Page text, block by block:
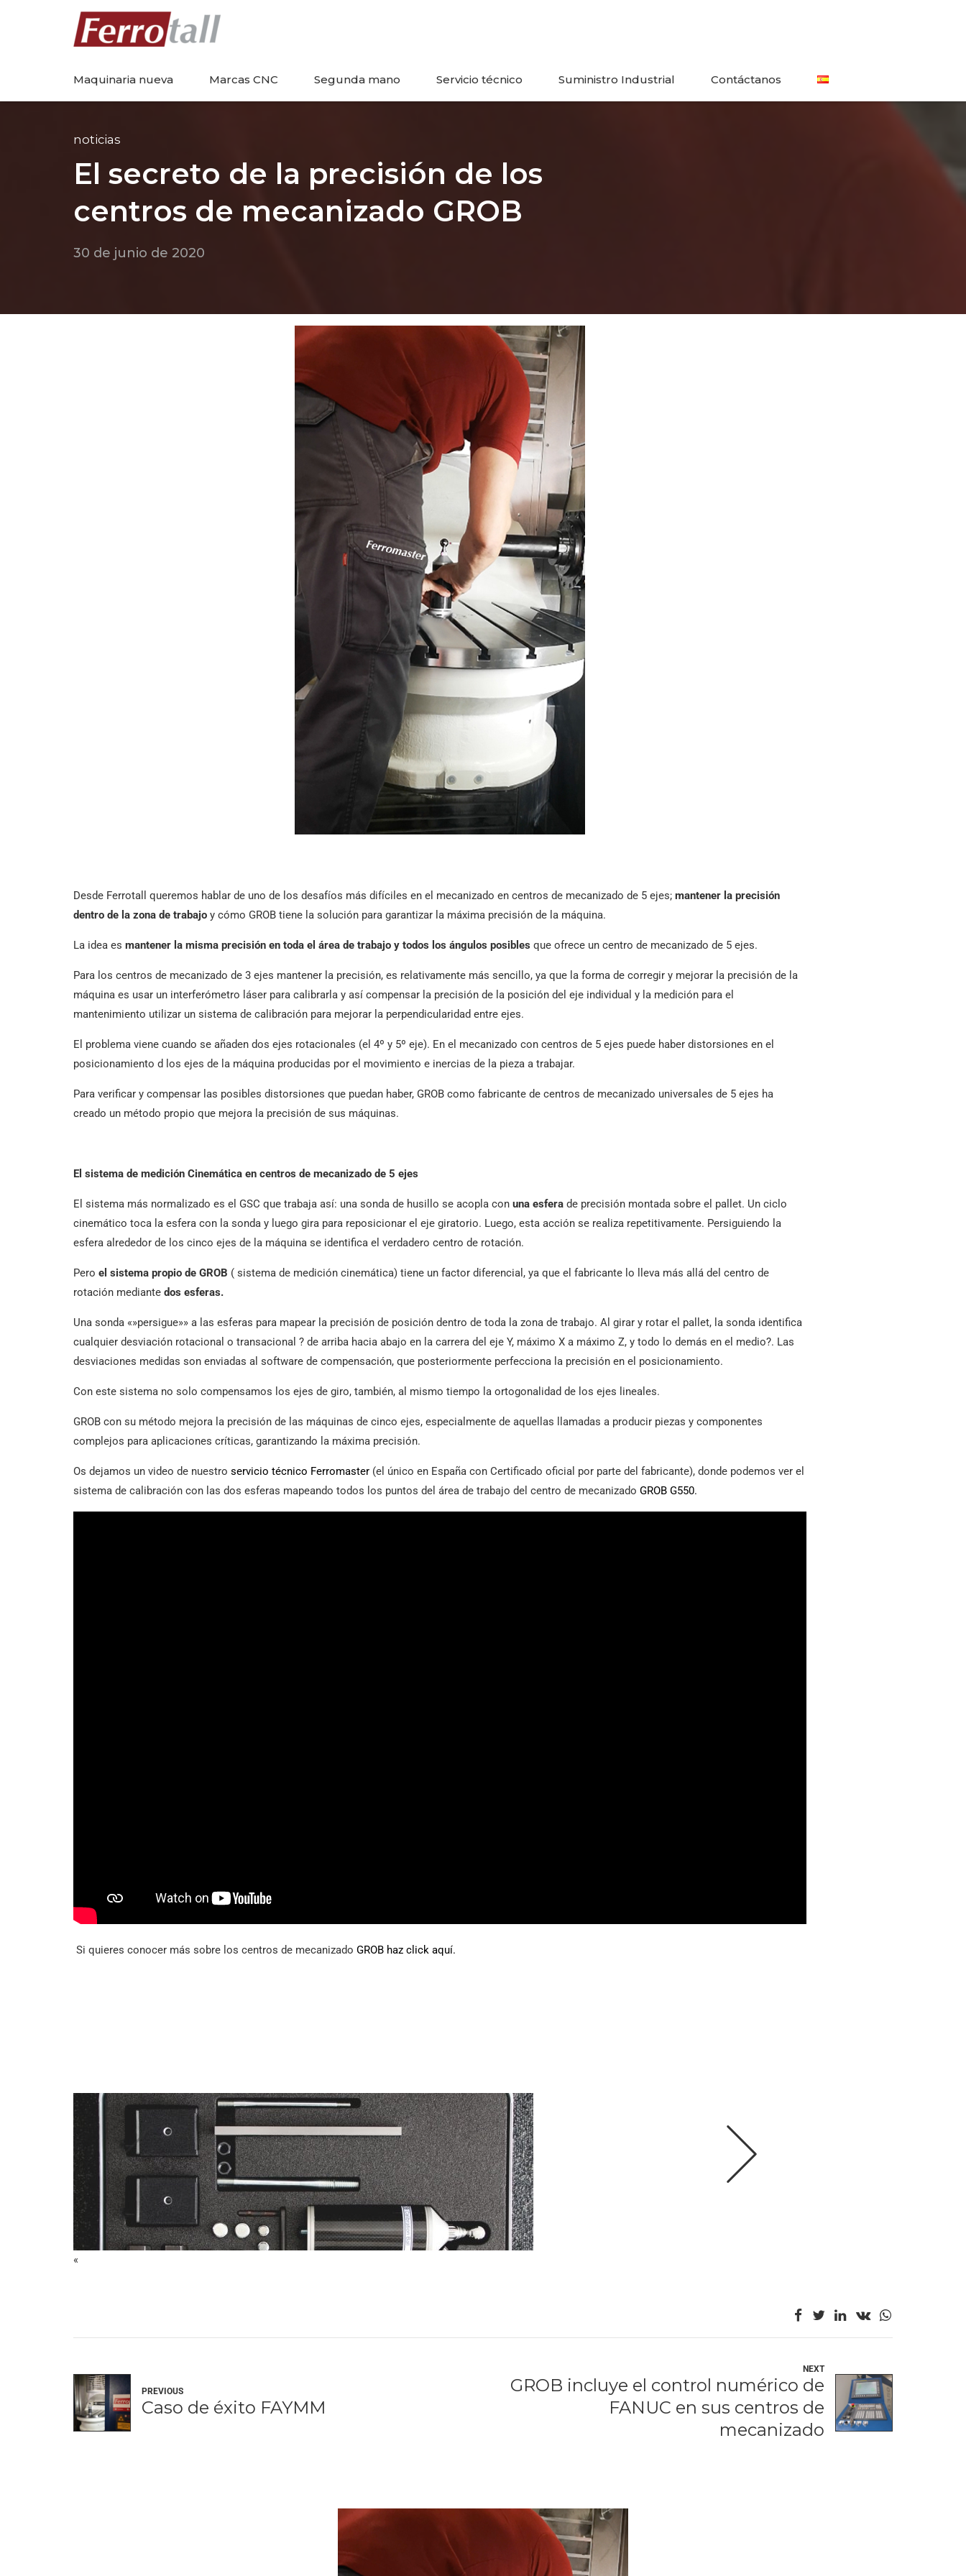
Maquinaria nueva Marcas CNC Segunda mano Servicio técnico Suministro Industrial Contáctanos
noticias
El secreto de la precisión de los
centros de mecanizado GROB
30 de junio de 2020
Desde Ferrotall queremos hablar de uno de los desafíos más difíciles en el mecanizado en centros de mecanizado de 5 ejes; mantener la precisión
dentro de la zona de trabajo y cómo GROB tiene la solución para garantizar la máxima precisión de la máquina.
La idea es mantener la misma precisión en toda el área de trabajo y todos los ángulos posibles que ofrece un centro de mecanizado de 5 ejes.
Para los centros de mecanizado de 3 ejes mantener la precisión, es relativamente más sencillo, ya que la forma de corregir y mejorar la precisión de la
máquina es usar un interferómetro láser para calibrarla y así compensar la precisión de la posición del eje individual y la medición para el
mantenimiento utilizar un sistema de calibración para mejorar la perpendicularidad entre ejes.
El problema viene cuando se añaden dos ejes rotacionales (el 4º y 5º eje). En el mecanizado con centros de 5 ejes puede haber distorsiones en el
posicionamiento d los ejes de la máquina producidas por el movimiento e inercias de la pieza a trabajar.
Para verificar y compensar las posibles distorsiones que puedan haber, GROB como fabricante de centros de mecanizado universales de 5 ejes ha
creado un método propio que mejora la precisión de sus máquinas.
El sistema de medición Cinemática en centros de mecanizado de 5 ejes
El sistema más normalizado es el GSC que trabaja así: una sonda de husillo se acopla con una esfera de precisión montada sobre el pallet. Un ciclo
cinemático toca la esfera con la sonda y luego gira para reposicionar el eje giratorio. Luego, esta acción se realiza repetitivamente. Persiguiendo la
esfera alrededor de los cinco ejes de la máquina se identifica el verdadero centro de rotación.
Pero el sistema propio de GROB ( sistema de medición cinemática) tiene un factor diferencial, ya que el fabricante lo lleva más allá del centro de
rotación mediante dos esferas.
Una sonda «»persigue»» a las esferas para mapear la precisión de posición dentro de toda la zona de trabajo. Al girar y rotar el pallet, la sonda identifica
cualquier desviación rotacional o transacional ? de arriba hacia abajo en la carrera del eje Y, máximo X a máximo Z, y todo lo demás en el medio?. Las
desviaciones medidas son enviadas al software de compensación, que posteriormente perfecciona la precisión en el posicionamiento.
Con este sistema no solo compensamos los ejes de giro, también, al mismo tiempo la ortogonalidad de los ejes lineales.
GROB con su método mejora la precisión de las máquinas de cinco ejes, especialmente de aquellas llamadas a producir piezas y componentes
complejos para aplicaciones críticas, garantizando la máxima precisión.
Os dejamos un video de nuestro servicio técnico Ferromaster (el único en España con Certificado oficial por parte del fabricante), donde podemos ver el
sistema de calibración con las dos esferas mapeando todos los puntos del área de trabajo del centro de mecanizado GROB G550.
Si quieres conocer más sobre los centros de mecanizado GROB haz click aquí.
«
PREVIOUS
Caso de éxito FAYMM
NEXT
GROB incluye el control numérico de
FANUC en sus centros de
mecanizado